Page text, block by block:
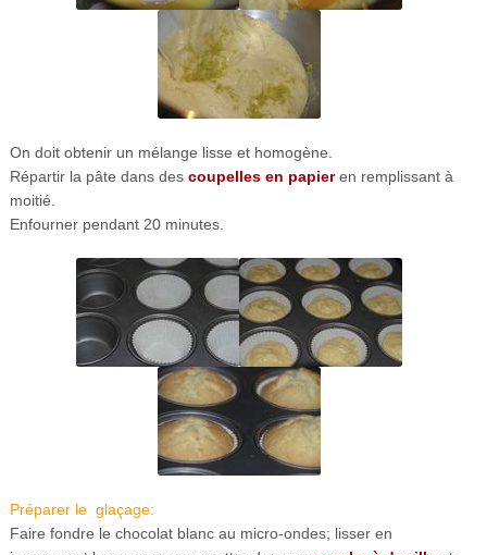
On doit obtenir un mélange lisse et homogène.
Répartir la pâte dans des coupelles en papieren remplissant à
moitié.
Enfourner pendant 20 minutes.
Préparer le glaçage:
Faire fondre le chocolat blanc au micro-ondes; lisser en